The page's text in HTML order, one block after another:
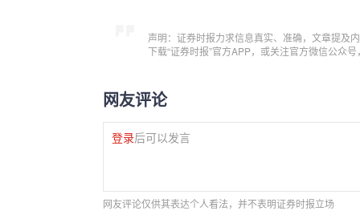
声明：证券时报力求信息真实、准确，文章提及
下载“证券时报”官方APP，或关注官方微信公众
网友评论
登录后可以发言
网友评论仅供其表达个人看法，并不表明证券时报立场